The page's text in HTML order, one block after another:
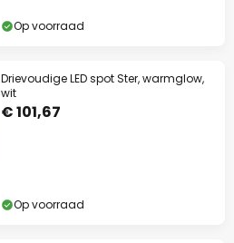
Op voorraad
Drievoudige LED spot Ster, warmglow,
wit
€ 101,67
Op voorraad